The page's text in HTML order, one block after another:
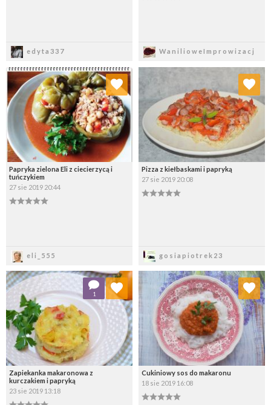
edyta337 WanilioweImprowizacj
Papryka zielona Eli z ciecierzycą i
tuńczykiem
27 sie 2019 20:44
eli_555
Dodaj do ulubionych
Wybierz listę:
Pizza z kiełbaskami i papryką
27 sie 2019 20:08
gosiapiotrek23
Dodaj do ulubionych
Wybierz listę:
Zapiekanka makaronowa z
kurczakiem i papryką
23 sie 2019 13:18
1
Dodaj do ulubionych
Wybierz listę:
Cukiniowy sos do makaronu
18 sie 2019 16:08
Dodaj do ulubionych
Wybierz listę: